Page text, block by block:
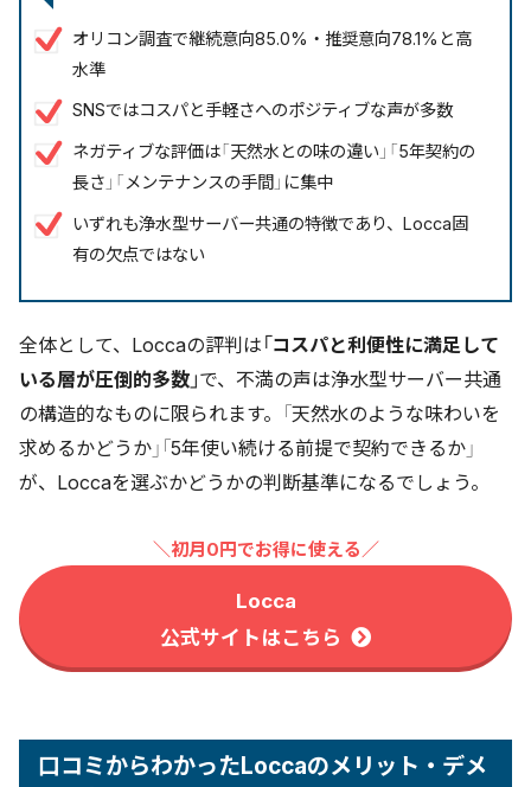
オリコン調査で継続意向85.0%・推奨意向78.1%と高
水準
SNSではコスパと手軽さへのポジティブな声が多数
ネガティブな評価は「天然水との味の違い」「5年契約の
長さ」「メンテナンスの手間」に集中
いずれも浄水型サーバー共通の特徴であり、Locca固
有の欠点ではない
全体として、Loccaの評判は「コスパと利便性に満足して
いる層が圧倒的多数」で、不満の声は浄水型サーバー共通
の構造的なものに限られます。「天然水のような味わいを
求めるかどうか」「5年使い続ける前提で契約できるか」
が、Loccaを選ぶかどうかの判断基準になるでしょう。
＼初月0円でお得に使える／
Locca
公式サイトはこちら
口コミからわかったLoccaのメリット・デメ